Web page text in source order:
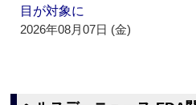
目が対象に
2026年08月07日 (金)